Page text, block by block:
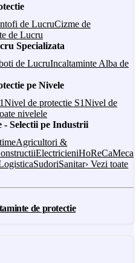
de LucruCizme de
de Lucru
Specializata
de LucruIncaltaminte Alba de
pe Nivele
Nivel de protectie S1Nivel de
nivelele
- Selectii pe Industrii
Agricultori &
ElectricieniHoReCa
SudoriSanitar› Vezi toate
de protectie